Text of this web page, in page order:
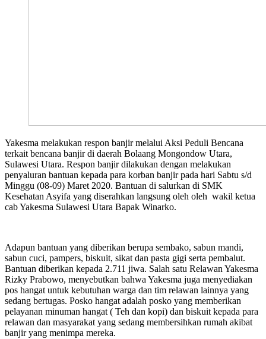
Yakesma melakukan respon banjir melalui Aksi Peduli Bencana
terkait bencana banjir di daerah Bolaang Mongondow Utara,
Sulawesi Utara. Respon banjir dilakukan dengan melakukan
penyaluran bantuan kepada para korban banjir pada hari Sabtu s/d
Minggu (08-09) Maret 2020. Bantuan di salurkan di SMK
Kesehatan Asyifa yang diserahkan langsung oleh oleh wakil ketua
cab Yakesma Sulawesi Utara Bapak Winarko.
Adapun bantuan yang diberikan berupa sembako, sabun mandi,
sabun cuci, pampers, biskuit, sikat dan pasta gigi serta pembalut.
Bantuan diberikan kepada 2.711 jiwa. Salah satu Relawan Yakesma
Rizky Prabowo, menyebutkan bahwa Yakesma juga menyediakan
pos hangat untuk kebutuhan warga dan tim relawan lainnya yang
sedang bertugas. Posko hangat adalah posko yang memberikan
pelayanan minuman hangat ( Teh dan kopi) dan biskuit kepada para
relawan dan masyarakat yang sedang membersihkan rumah akibat
banjir yang menimpa mereka.